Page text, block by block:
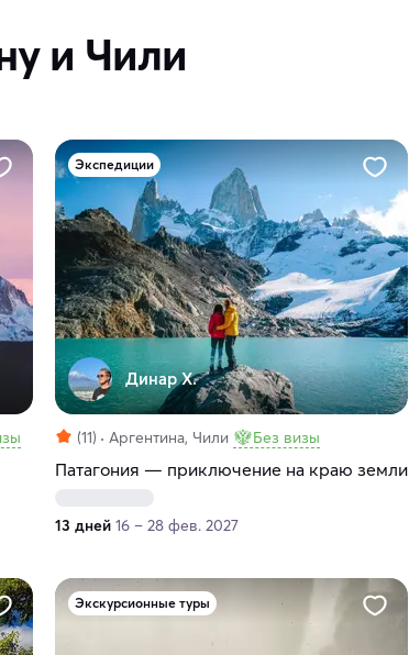
и Чили
Экспедиции
Динар Х.
(11) Аргентина, Чили Без визы
Патагония — приключение на краю земли
13 дней 16 – 28 фев. 2027
Экскурсионные туры